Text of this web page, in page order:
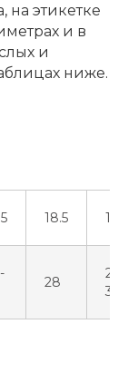
на этикетке
и в
и
ниже.
18.5 19.5
28
29-
30